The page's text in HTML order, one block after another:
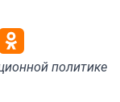
политике